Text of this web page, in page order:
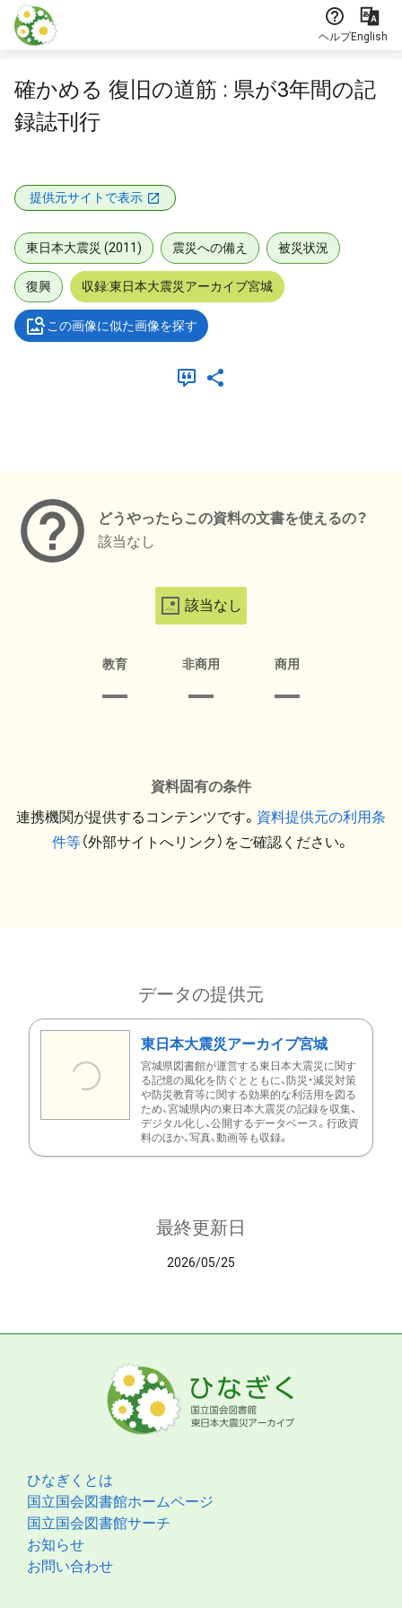
本文に飛ぶ
ヘルプEnglish
確かめる 復旧の道筋 : 県が3年間の記
録誌刊行
提供元サイトで表示
東日本大震災 (2011) 震災への備え 被災状況
復興 収録:東日本大震災アーカイブ宮城
この画像に似た画像を探す
どうやったらこの資料の文書を使えるの？
該当なし
該当なし
教育 非商用 商用
資料固有の条件
連携機関が提供するコンテンツです。 資料提供元の利用条
件等（外部サイトへリンク）をご確認ください。
データの提供元
東日本大震災アーカイブ宮城
宮城県図書館が運営する東日本大震災に関す
る記憶の風化を防ぐとともに、防災・減災対策
や防災教育等に関する効果的な利活用を図る
ため、宮城県内の東日本大震災の記録を収集、
デジタル化し、公開するデータベース。行政資
料のほか、写真、動画等も収録。
最終更新日
2026/05/25
ひなぎくとは
国立国会図書館ホームページ
国立国会図書館サーチ
お知らせ
お問い合わせ